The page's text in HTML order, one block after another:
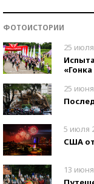
ФОТОИСТОРИИ
25
25
5 июля
США
13